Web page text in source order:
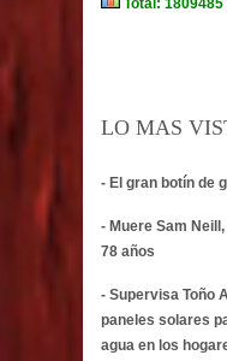
LO MAS
- El gran botín de
- Muere Sam
78 años
- Supervisa Toño
paneles solares
agua en los